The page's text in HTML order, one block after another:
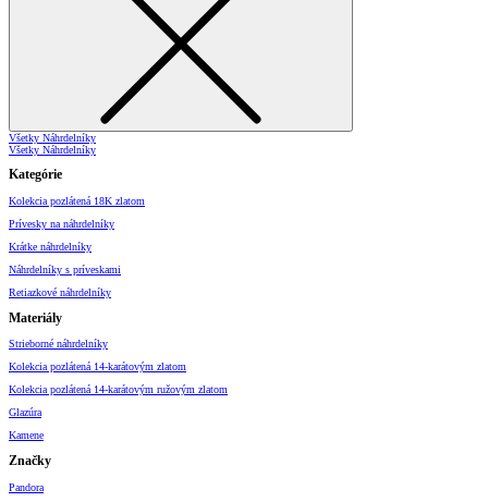
Všetky Náhrdelníky
Všetky Náhrdelníky
Kategórie
Kolekcia pozlátená 18K zlatom
Prívesky na náhrdelníky
Krátke náhrdelníky
Náhrdelníky s príveskami
Retiazkové náhrdelníky
Materiály
Strieborné náhrdelníky
Kolekcia pozlátená 14-karátovým zlatom
Kolekcia pozlátená 14-karátovým ružovým zlatom
Glazúra
Kamene
Značky
Pandora